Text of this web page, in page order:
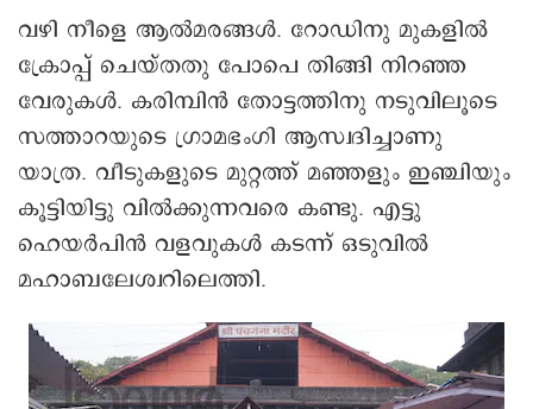
വഴി നീളെ ആൽമരങ്ങൾ. റോഡിനു മുകളിൽ
ക്രോപ്പ് ചെയ്തതു പോപെ തിങ്ങി നിറഞ്ഞ
വേരുകൾ. കരിമ്പിൻ തോട്ടത്തിനു നടുവിലൂടെ
സത്താറയുടെ ഗ്രാമഭംഗി ആസ്വദിച്ചാണു
യാത്ര. വീടുകളുടെ മുറ്റത്ത് മഞ്ഞളും ഇ‍ഞ്ചിയും
കൂട്ടിയിട്ടു വിൽക്കുന്നവരെ കണ്ടു. എട്ടു
ഹെയർപിൻ വളവുകൾ കടന്ന് ഒടുവിൽ
മഹാബലേശ്വറിലെത്തി.